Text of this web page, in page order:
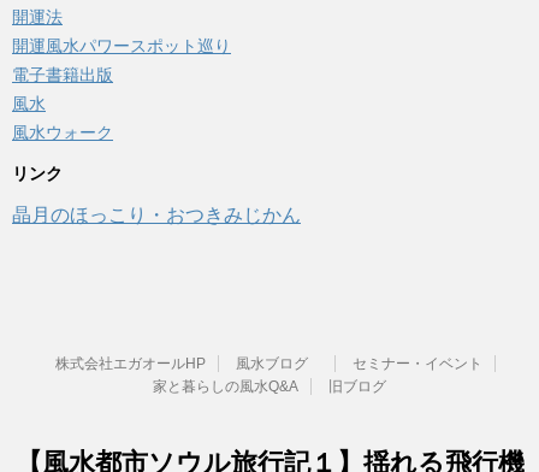
開運法
開運風水パワースポット巡り
電子書籍出版
風水
風水ウォーク
リンク
晶月のほっこり・おつきみじかん
株式会社エガオールHP 風水ブログ
セミナー・イベント
家と暮らしの風水Q&A
旧ブログ
【風水都市ソウル旅行記１】揺れる飛行機